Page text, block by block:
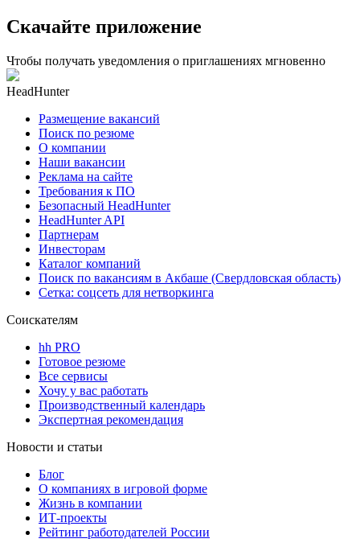
Скачайте приложение
Чтобы получать уведомления о приглашениях мгновенно
HeadHunter
Размещение вакансий
Поиск по резюме
О компании
Наши вакансии
Реклама на сайте
Требования к ПО
Безопасный HeadHunter
HeadHunter API
Партнерам
Инвесторам
Каталог компаний
Поиск по вакансиям в Акбаше (Свердловская область)
Сетка: соцсеть для нетворкинга
Соискателям
hh PRO
Готовое резюме
Все сервисы
Хочу у вас работать
Производственный календарь
Экспертная рекомендация
Новости и статьи
Блог
О компаниях в игровой форме
Жизнь в компании
ИТ-проекты
Рейтинг работодателей России